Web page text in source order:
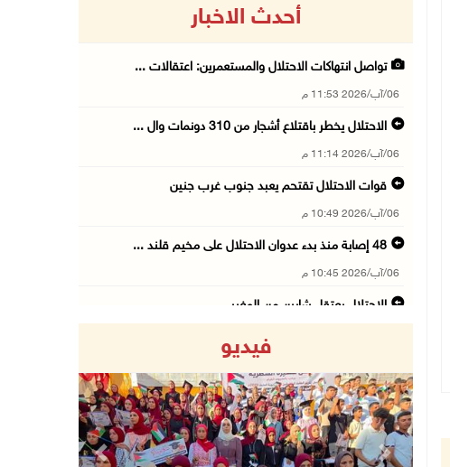
أحدث الاخبار
تواصل انتهاكات الاحتلال والمستعمرين: اعتقالات ...
06/آب/2026 11:53 م
الاحتلال يخطر باقتلاع أشجار من 310 دونمات وال ...
06/آب/2026 11:14 م
قوات الاحتلال تقتحم يعبد جنوب غرب جنين
06/آب/2026 10:49 م
48 إصابة منذ بدء عدوان الاحتلال على مخيم قلند ...
06/آب/2026 10:45 م
الاحتلال يعتقل شابين من المغير
06/آب/2026 10:01 م
رئيس بلدية الخليل يطلع وفدا أميركيا على تطورا ...
06/آب/2026 09:59 م
فيديو
Previous Next